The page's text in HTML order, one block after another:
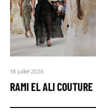
18 juillet 2026
RAMI EL ALI COUTURE